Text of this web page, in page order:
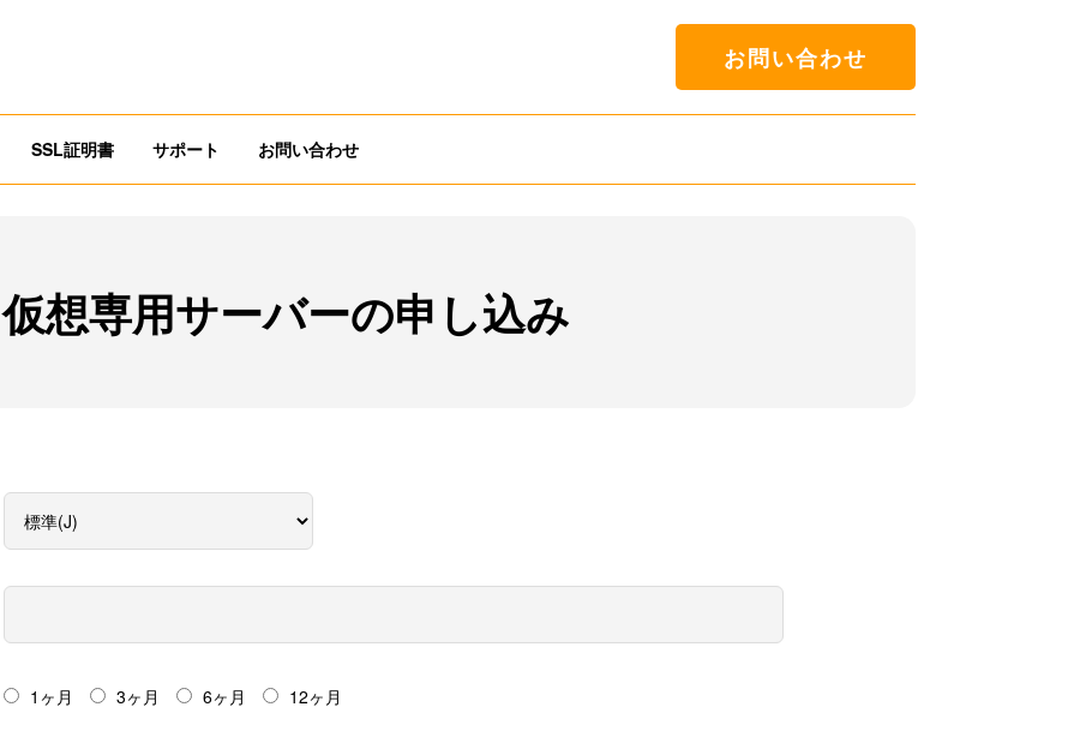
お問い合わせ
SSL証明書 サポート お問い合わせ
仮想専用サーバーの申し込み
1ヶ月 3ヶ月 6ヶ月 12ヶ月